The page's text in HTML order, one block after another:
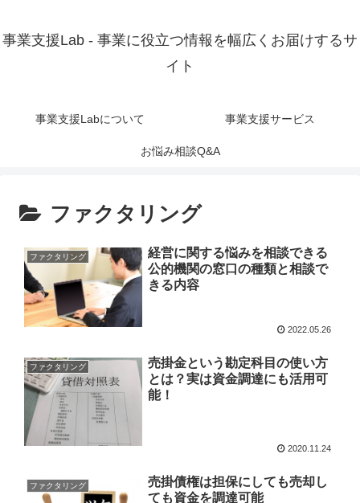
事業支援Lab - 事業に役立つ情報を幅広くお届けするサ
イト
事業支援Labについて 事業支援サービス
お悩み相談Q&A
ファクタリング
ファクタリング
経営に関する悩みを相談できる
公的機関の窓口の種類と相談で
きる内容
2022.05.26
ファクタリング
売掛金という勘定科目の使い方
とは？実は資金調達にも活用可
能！
2020.11.24
ファクタリング
売掛債権は担保にしても売却し
ても資金を調達可能